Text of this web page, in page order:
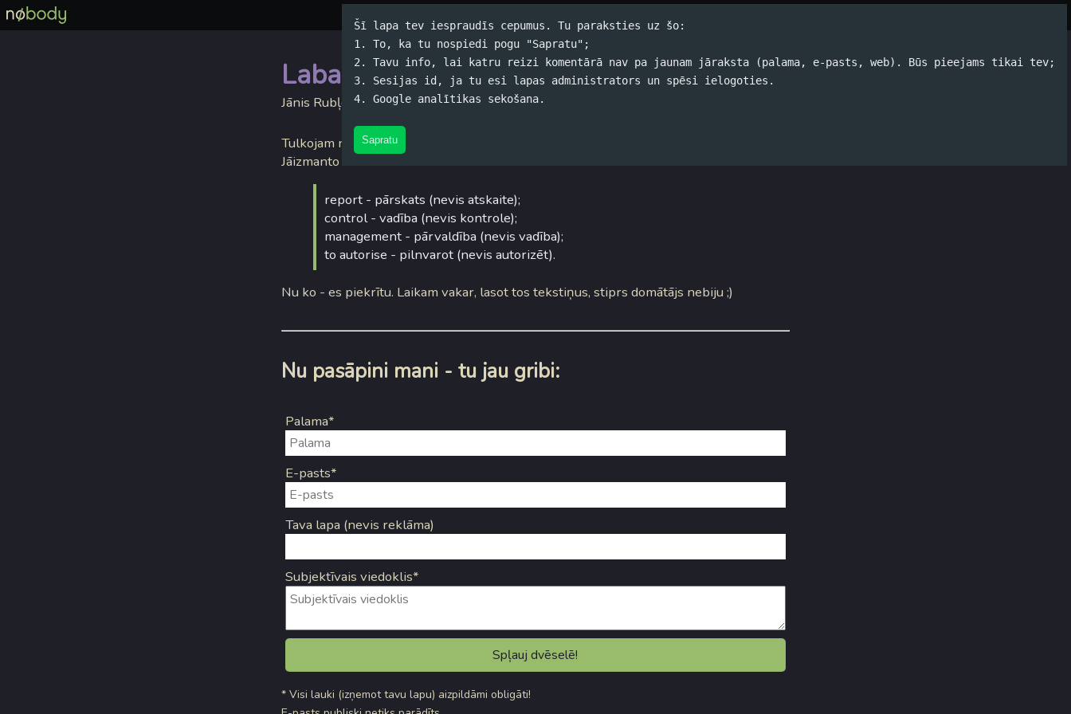
Šī lapa tev iespraudīs cepumus. Tu paraksties uz šo:
1. To, ka tu nospiedi pogu "Sapratu";
2. Tavu info, lai katru reizi komentārā nav pa jaunam jāraksta (palama, e-pasts, web). Būs pieejams tikai tev;
3. Sesijas id, ja tu esi lapas administrators un spēsi ielogoties.
4. Google analītikas sekošana.
Sapratu
Labais stils tulkošanā
Jānis Rubļevskis (koko) / 24.11.2005. 16:50 /
Tulkojam no angļu uz latviešu ar informāciju tehnoloģijām saistītus literārus darbus?
Jāizmanto būtu
report - pārskats (nevis atskaite);
control - vadība (nevis kontrole);
management - pārvaldība (nevis vadība);
to autorise - pilnvarot (nevis autorizēt).
Nu ko - es piekrītu. Laikam vakar, lasot tos tekstiņus, stiprs domātājs nebiju ;)
Nu pasāpini mani - tu jau gribi:
Palama*
E-pasts*
Tava lapa (nevis reklāma)
Subjektīvais viedoklis*
* Visi lauki (izņemot tavu lapu) aizpildāmi obligāti!